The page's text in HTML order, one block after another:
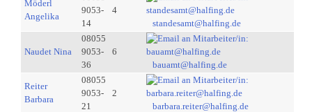
Möderl
Angelika
9053-
14
4
standesamt@halfing.de
Naudet Nina
08055
9053-
36
6
bauamt@halfing.de
Reiter
Barbara
08055
9053-
21
2
barbara.reiter@halfing.de